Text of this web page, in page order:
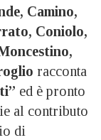
Camino,
Coniolo,
racconta
ed è pronto
al contributo
di